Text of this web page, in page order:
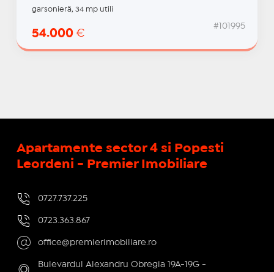
garsonieră, 34 mp utili
54.000 €
#101995
Apartamente sector 4 si Popesti
Leordeni - Premier Imobiliare
0727.737.225
0723.363.867
office@premierimobiliare.ro
Bulevardul Alexandru Obregia 19A-19G -